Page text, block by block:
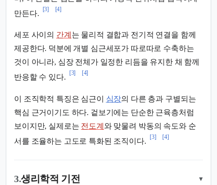
만든다.
[3] [4]
세포 사이의 간계 는 물리적 결합과 전기적 연결을 함께
제공한다. 덕분에 개별 심근세포가 따로따로 수축하는
것이 아니라, 심장 전체가 일정한 리듬을 유지한 채 함께
반응할 수 있다.
[3] [4]
이 조직학적 특징은 심근이 심장의 다른 층과 구별되는
핵심 근거이기도 하다. 겉보기에는 단순한 근육층처럼
보이지만, 실제로는 전도계 와 맞물려 박동의 속도와 순
서를 조율하는 고도로 특화된 조직이다.
[3] [4]
3.생리학적 기전 ▾